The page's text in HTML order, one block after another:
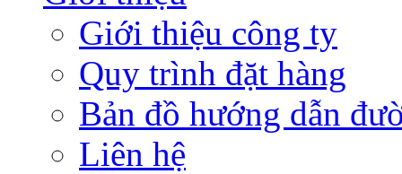
Giới thiệu công ty
Quy trình đặt hàng
Bản đồ hướng dẫn
Liên hệ